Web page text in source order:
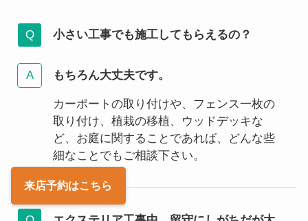
小さい工事でも施工してもらえるの？
もちろん大丈夫です。
カーポートの取り付けや、フェンス一枚の
取り付け、植栽の移植、ウッドデッキな
ど、お庭に関することであれば、どんな些
細なことでもご相談下さい。
来店予約はこちら